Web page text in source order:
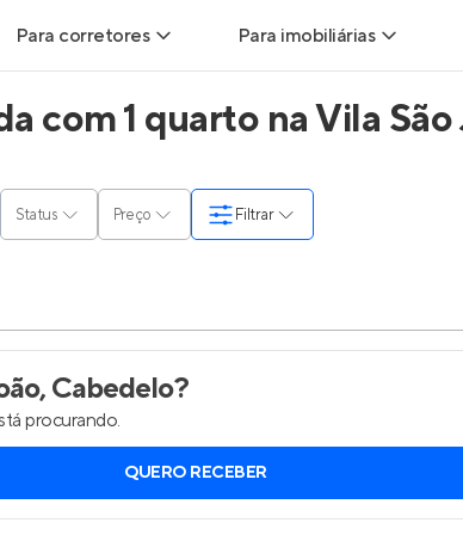
Para corretores
Leads para Corretores
Parcerias imobiliárias
Anunciar imóveis
Entrar no Painel de Clientes
Para imobiliárias
Leads para Imobiliárias
Anunciar imóveis
com 1 quarto na Vila
Status Preço Filtrar
Cabedelo?
procurando.
QUERO RECEBER